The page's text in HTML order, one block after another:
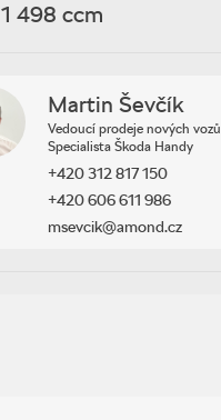
1 498 ccm
Martin Ševčík
Vedoucí prodeje nových vozů
Specialista Škoda Handy
+420 312 817 150
+420 606 611 986
msevcik@amond.cz